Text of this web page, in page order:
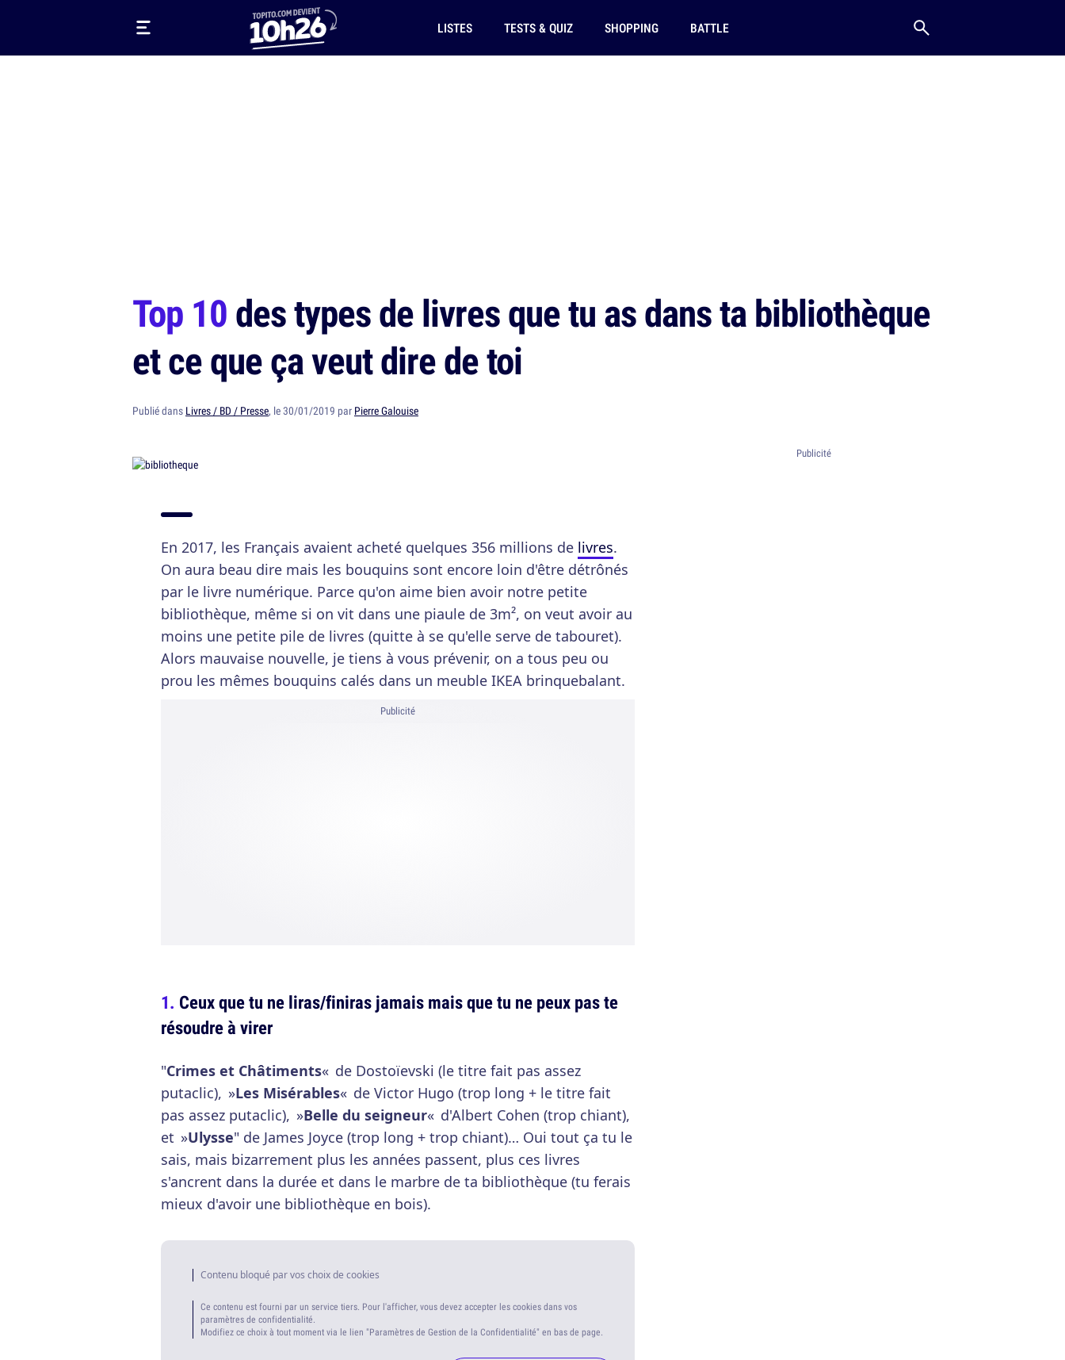
LISTES TESTS & QUIZ SHOPPING BATTLE
Top 10des types de livres que tu as dans ta bibliothèque
et ce que ça veut dire de toi
Publié dans Livres / BD / Presse, le 30/01/2019 par Pierre Galouise
En 2017, les Français avaient acheté quelques 356 millions de livres.
On aura beau dire mais les bouquins sont encore loin d'être détrônés
par le livre numérique. Parce qu'on aime bien avoir notre petite
bibliothèque, même si on vit dans une piaule de 3m², on veut avoir au
moins une petite pile de livres (quitte à se qu'elle serve de tabouret).
Alors mauvaise nouvelle, je tiens à vous prévenir, on a tous peu ou
prou les mêmes bouquins calés dans un meuble IKEA brinquebalant.
Publicité
Ceux que tu ne liras/finiras jamais mais que tu ne peux pas te
résoudre à virer
"Crimes et Châtiments« de Dostoïevski (le titre fait pas assez
putaclic), »Les Misérables« de Victor Hugo (trop long + le titre fait
pas assez putaclic), »Belle du seigneur« d'Albert Cohen (trop chiant),
et »Ulysse" de James Joyce (trop long + trop chiant)… Oui tout ça tu le
sais, mais bizarrement plus les années passent, plus ces livres
s'ancrent dans la durée et dans le marbre de ta bibliothèque (tu ferais
mieux d'avoir une bibliothèque en bois).
Contenu bloqué par vos choix de cookies
Ce contenu est fourni par un service tiers. Pour l'afficher, vous devez accepter les cookies dans vos
paramètres de confidentialité.
Modifiez ce choix à tout moment via le lien "Paramètres de Gestion de la Confidentialité" en bas de page.